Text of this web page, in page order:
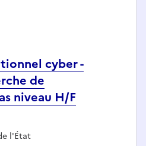
cyber -
de
niveau H/F
l'État